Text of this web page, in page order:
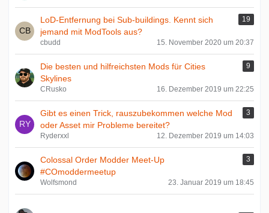
LoD-Entfernung bei Sub-buildings. Kennt sich
jemand mit ModTools aus?
19
cbudd 15. November 2020 um 20:37
Die besten und hilfreichsten Mods für Cities
Skylines
9
CRusko 16. Dezember 2019 um 22:25
Gibt es einen Trick, rauszubekommen welche Mod
oder Asset mir Probleme bereitet?
3
Ryderxxl 12. Dezember 2019 um 14:03
Colossal Order Modder Meet-Up
#COmoddermeetup
3
Wolfsmond 23. Januar 2019 um 18:45